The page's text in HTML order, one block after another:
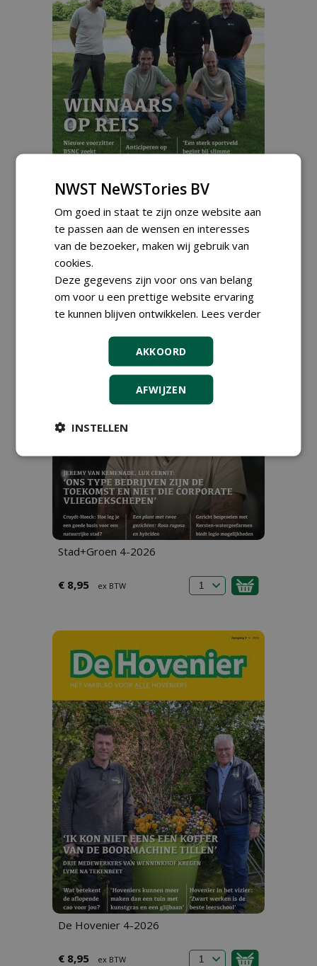
€ 8,95 ex BTW
Stad+Groen 4-2026
€ 8,95 ex BTW
De Hovenier 4-2026
€ 8,95 ex BTW
NWST NeWSTories BV
Om goed in staat te zijn onze website aan
te passen aan de wensen en interesses
van de bezoeker, maken wij gebruik van
cookies.
Deze gegevens zijn voor ons van belang
om voor u een prettige website ervaring
te kunnen blijven ontwikkelen. Lees verder
AKKOORD
AFWIJZEN
INSTELLEN